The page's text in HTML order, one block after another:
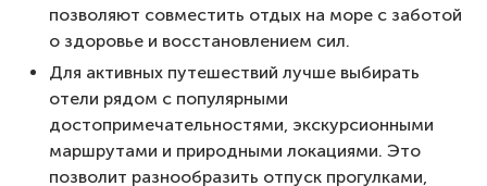
позволяют совместить отдых на море с заботой
о здоровье и восстановлением сил.
Для активных путешествий лучше выбирать
отели рядом с популярными
достопримечательностями, экскурсионными
маршрутами и природными локациями. Это
позволит разнообразить отпуск прогулками,